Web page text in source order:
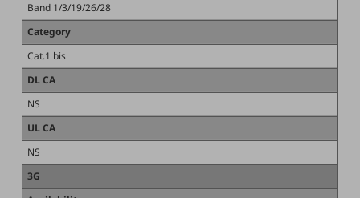
人材不足解消
業種・業態で探す
業種・業態で探すTOP
自治体
一次産業
医療・介護
Band 1/3/19/26/28
Category
Cat.1 bis
DL CA
NS
UL CA
NS
3G